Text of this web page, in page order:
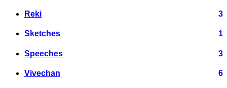
Reki 3
Sketches 1
Speeches 3
Vivechan 6